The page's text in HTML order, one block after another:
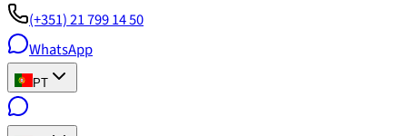
(+351) 21 799 14 50
WhatsApp
PT